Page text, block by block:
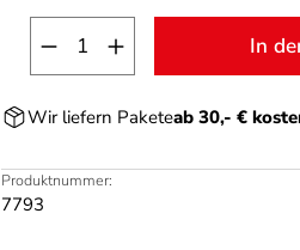
Produkt Anzahl: In
Wir liefern Paketeab 30,- €
Produktnummer:
7793